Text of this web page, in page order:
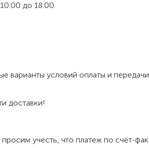
до 18.00.
варианты условий оплаты и
доставки!
учесть, что платеж по счёт-